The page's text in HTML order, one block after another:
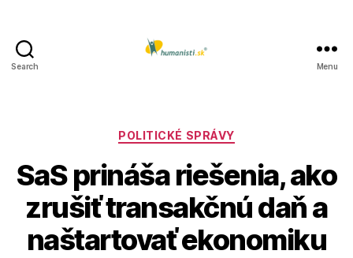
Search Menu
Kategórie
POLITICKÉ SPRÁVY
SaS prináša riešenia, ako
zrušiť transakčnú daň a
naštartovať ekonomiku